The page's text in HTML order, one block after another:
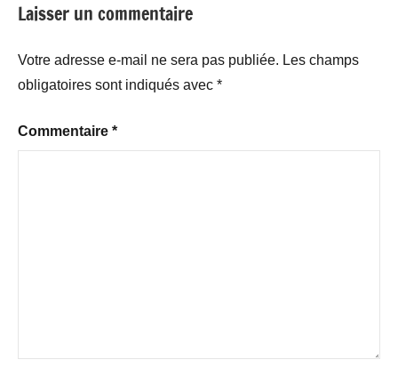
Laisser un commentaire
Votre adresse e-mail ne sera pas publiée. Les champs
obligatoires sont indiqués avec *
Commentaire *